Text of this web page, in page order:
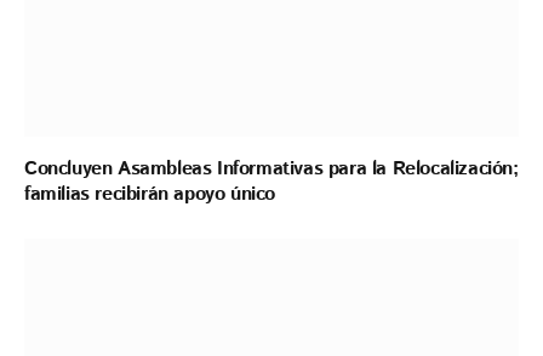
Concluyen Asambleas Informativas para la Relocalización;
familias recibirán apoyo único